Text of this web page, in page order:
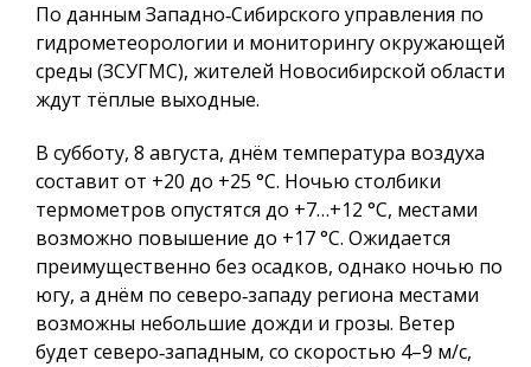
По данным Западно‑Сибирского управления по
гидрометеорологии и мониторингу окружающей
среды (ЗСУГМС), жителей Новосибирской области
ждут тёплые выходные.
В субботу, 8 августа, днём температура воздуха
составит от +20 до +25 °C. Ночью столбики
термометров опустятся до +7…+12 °C, местами
возможно повышение до +17 °C. Ожидается
преимущественно без осадков, однако ночью по
югу, а днём по северо‑западу региона местами
возможны небольшие дожди и грозы. Ветер
будет северо‑западным, со скоростью 4–9 м/с,